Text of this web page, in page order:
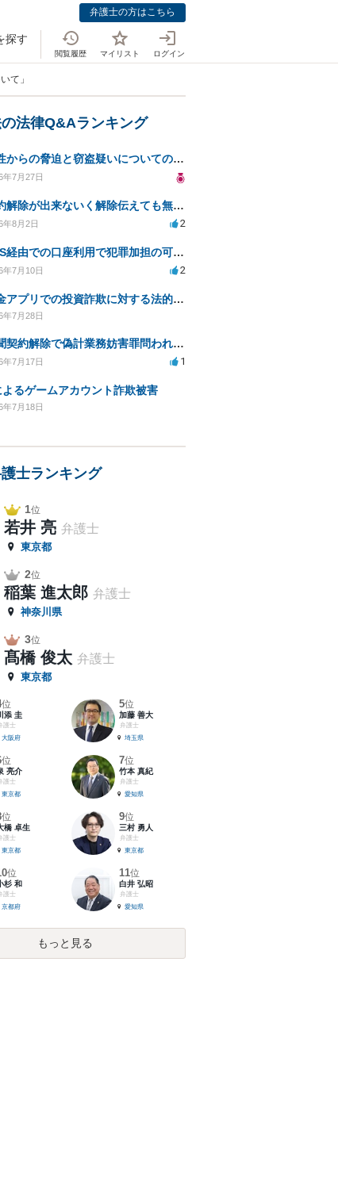
弁護士の方はこちら
探す
閲覧履歴 マイリスト ログイン
て」
法律Q&Aランキング
男性からの脅迫と窃盗疑いについての法的対処法
年7月27日
契約解除が出来ないく解除伝えても無視請求をされる
年8月2日 2
SNS経由での口座利用で犯罪加担の可能性、警察への対応について
年7月10日 2
出金アプリでの投資詐欺に対する法的措置への対応方法は？
年7月28日
新聞契約解除で偽計業務妨害罪問われる可能性は？
年7月17日 1
よるゲームアカウント詐欺被害
年7月18日
士ランキング
1位
若井 亮 弁護士
東京都
2位
稲葉 進太郎 弁護士
神奈川県
3位
髙橋 俊太 弁護士
東京都
位
添 圭
護士
大阪府
5位
加藤 善大
弁護士
埼玉県
位
亮介
護士
東京都
7位
竹本 真紀
弁護士
愛知県
位
橋 卓生
護士
東京都
9位
三村 勇人
弁護士
東京都
位
杉 和
護士
京都府
11位
白井 弘昭
弁護士
愛知県
もっと見る